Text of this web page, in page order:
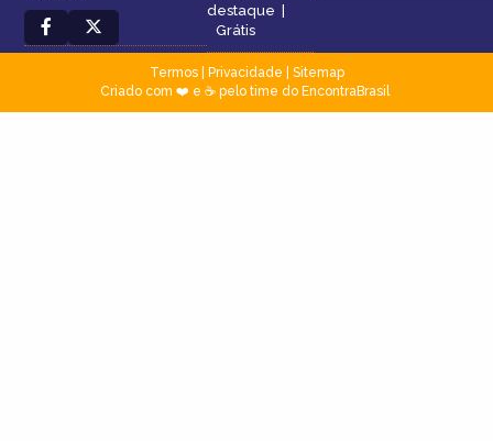
destaque |
Grátis
Termos| Privacidade
Sitemap
Criado com ❤️ e ☕ pelo time do EncontraBrasil